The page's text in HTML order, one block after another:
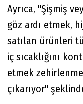
Ayrıca, "Şişmiş
göz ardı etmek,
satılan ürünleri
iç sıcaklığını
etmek
çıkarıyor"